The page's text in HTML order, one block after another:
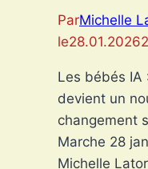
ParMichelle
le28.01.2026
Les bébés IA
devient un
changement
Marche 28
Michelle